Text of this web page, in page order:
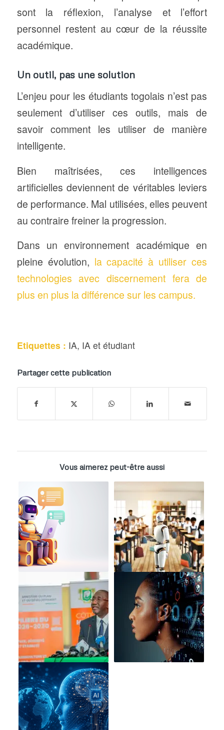
sont la réflexion, l’analyse et l’effort
personnel restent au cœur de la réussite
académique.
Un outil, pas une solution
L’enjeu pour les étudiants togolais n’est pas
seulement d’utiliser ces outils, mais de
savoir comment les utiliser de manière
intelligente.
Bien maîtrisées, ces intelligences
artificielles deviennent de véritables leviers
de performance. Mal utilisées, elles peuvent
au contraire freiner la progression.
Dans un environnement académique en
pleine évolution, la capacité à utiliser ces
technologies avec discernement fera de
plus en plus la différence sur les campus.
Etiquettes : IA, IA et étudiant
Partager cette publication
Vous aimerez peut-être aussi